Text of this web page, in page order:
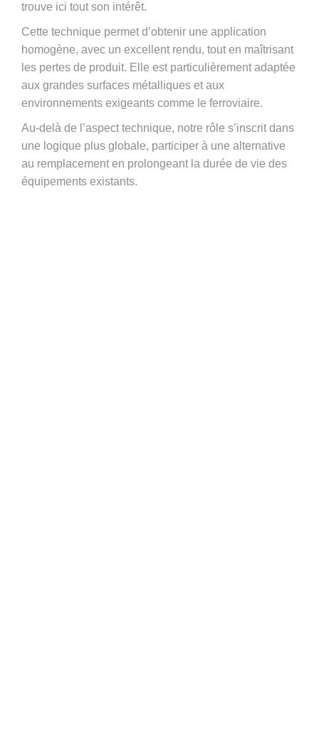
trouve ici tout son intérêt.
Cette technique permet d’obtenir une application
homogène, avec un excellent rendu, tout en maîtrisant
les pertes de produit. Elle est particulièrement adaptée
aux grandes surfaces métalliques et aux
environnements exigeants comme le ferroviaire.
Au-delà de l’aspect technique, notre rôle s’inscrit dans
une logique plus globale, participer à une alternative
au remplacement en prolongeant la durée de vie des
équipements existants.